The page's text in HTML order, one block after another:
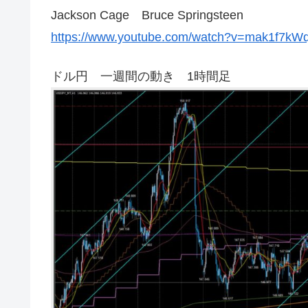
Jackson Cage Bruce Springsteen
https://www.youtube.com/
ドル円 一週間の動き 1時間足